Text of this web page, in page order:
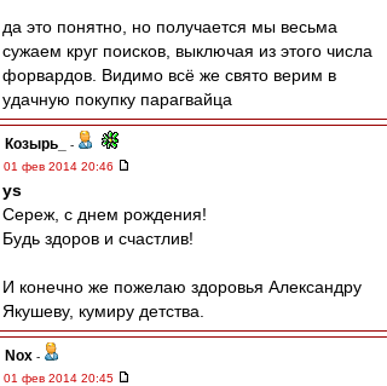
да это понятно, но получается мы весьма
сужаем круг поисков, выключая из этого числа
форвардов. Видимо всё же свято верим в
удачную покупку парагвайца
Козырь_
-
01 фев 2014 20:46
ys
Сереж, с днем рождения!
Будь здоров и счастлив!
И конечно же пожелаю здоровья Александру
Якушеву, кумиру детства.
Nox -
01 фев 2014 20:45